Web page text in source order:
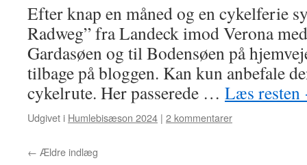
Efter knap en måned og en cykelferie
Radweg” fra Landeck imod Verona
Gardasøen og til Bodensøen på
tilbage på bloggen. Kan kun anbefale
cykelrute. Her passerede … Læs resten
Udgivet i Humlebisæson 2024 | 2 kommentarer
← Ældre indlæg